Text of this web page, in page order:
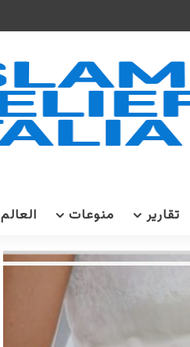
تقارير منوعات العالم